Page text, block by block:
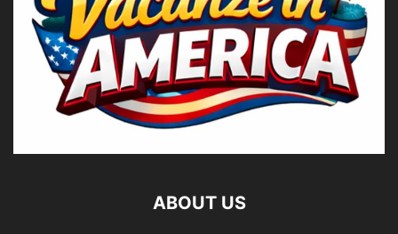
ABOUT US